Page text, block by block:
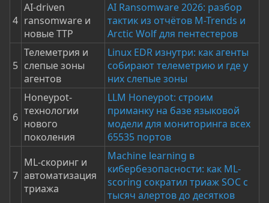
4
AI-driven
ransomware и
новые TTP
AI Ransomware 2026: разбор
тактик из отчётов M-Trends и
Arctic Wolf для пентестеров
5
Телеметрия и
слепые зоны
агентов
Linux EDR изнутри: как агенты
собирают телеметрию и где у
них слепые зоны
6
Honeypot-
технологии
нового
поколения
LLM Honeypot: строим
приманку на базе языковой
модели для мониторинга всех
65535 портов
7
ML-скоринг и
автоматизация
триажа
Machine learning в
кибербезопасности: как ML-
scoring сократил триаж SOC с
тысяч алертов до десятков